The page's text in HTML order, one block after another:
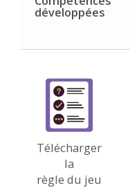
développées
Télécharger
la
règle du jeu